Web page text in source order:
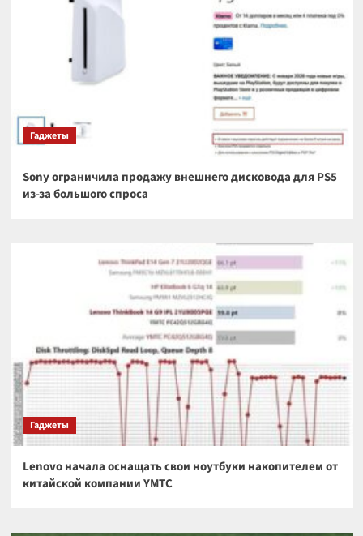
Гаджеты
Sony ограничила продажу внешнего дисковода для PS5
из-за большого спроса
Гаджеты
Lenovo начала оснащать свои ноутбуки накопителем от
китайской компании YMTC